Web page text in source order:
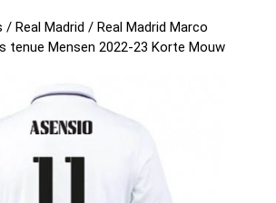
/Real Madrid / Real Madrid Marco
tenue Mensen 2022-23 Korte Mouw